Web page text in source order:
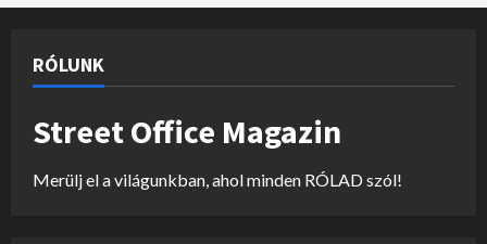
RÓLUNK
Street Office Magazin
Merülj el a világunkban, ahol minden RÓLAD szól!